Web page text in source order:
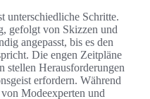
unterschiedliche Schritte.
gefolgt von Skizzen und
angepasst, bis es den
Die engen Zeitpläne
stellen Herausforderungen
erfordern. Während
Modeexperten und